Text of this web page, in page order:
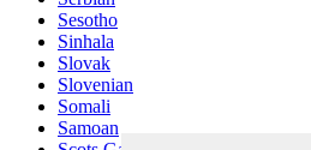
Sesotho
Sinhala
Slovak
Slovenian
Somali
Samoan